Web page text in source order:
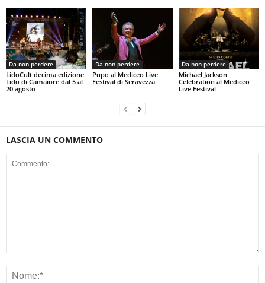
Da non perdere
LidoCult decima edizione
Lido di Camaiore dal 5 al
20 agosto
Da non perdere
Pupo al Mediceo Live
Festival di Seravezza
Da non perdere
Michael Jackson
Celebration al Mediceo
Live Festival
LASCIA UN COMMENTO